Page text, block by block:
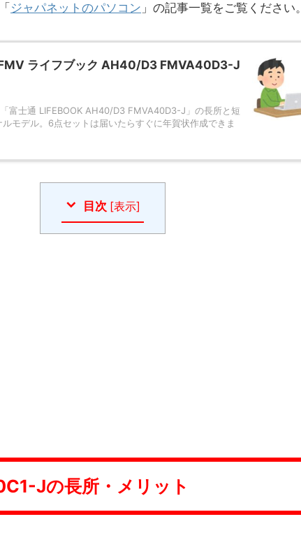
ジャパネットのパソコン 」の記事一覧をご覧ください。
ライフブック AH40/D3 FMVA40D3-J
富士通 LIFEBOOK AH40/D3 FMVA40D3-J」の長所と短
モデル。6点セットは届いたらすぐに年賀状作成できま
目次 [表示]
Jの長所・メリット